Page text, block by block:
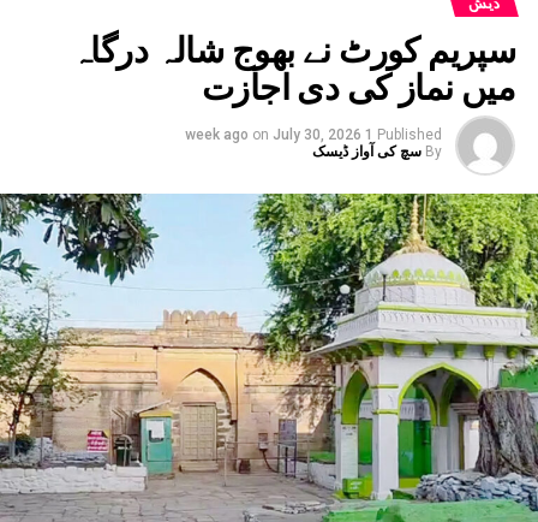
یہاں بھی ہائی الرٹ جاری کردیا گیا ہے۔ مدھیہ پردیش میں
بھی بارش کا الرٹ جاری کیا گیا ہے۔ وہاں کے 17 اضلع
متاثر ہیں۔ یوپی ، بہار کے کئی اضلاع میں بھی
انتظامیہ الرٹ ہے۔
سپریم کورٹ نے بھوج شالہ درگاہ
میں نماز کی دی اجازت
Published
1 week ago
on July 30, 2026
By سچ کی آواز ڈیسک